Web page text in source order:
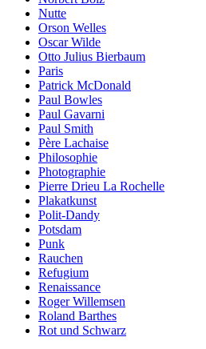
Nutte
Orson Welles
Oscar Wilde
Otto Julius Bierbaum
Paris
Patrick McDonald
Paul Bowles
Paul Gavarni
Paul Smith
Père Lachaise
Philosophie
Photographie
Pierre Drieu La Rochelle
Plakatkunst
Polit-Dandy
Potsdam
Punk
Rauchen
Refugium
Renaissance
Roger Willemsen
Roland Barthes
Rot und Schwarz